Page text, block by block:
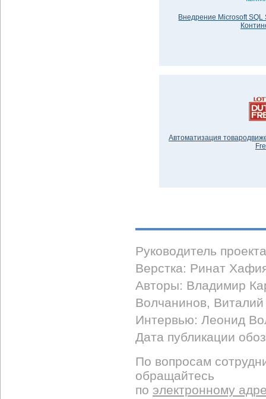
Внедрение Microsoft
Автоматизация
Руководитель
Верстка: Ринат
Авторы: Владимир
Волчанинов,
Интервью: Леонид
Дата публикации
По вопросам
обращайтесь
по электронному